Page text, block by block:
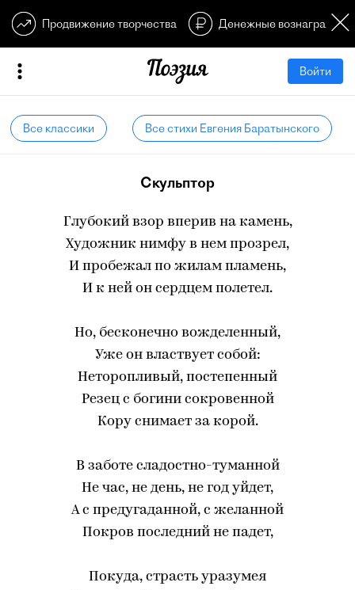
Продвижение творчества Денежные
Войти
Все классики Все стихи Евгения Баратынского
Скульптор
Глубокий взор вперив на камень,
Художник нимфу в нем прозрел,
И пробежал по жилам пламень,
И к ней он сердцем полетел.
Но, бесконечно вожделенный,
Уже он властвует собой:
Неторопливый, постепенный
Резец с богини сокровенной
Кору снимает за корой.
В заботе сладостно-туманной
Не час, не день, не год уйдет,
А с предугаданной, с желанной
Покров последний не падет,
Покуда, страсть уразумея